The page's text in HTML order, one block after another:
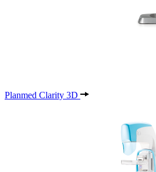
Planmed Clarity 3D